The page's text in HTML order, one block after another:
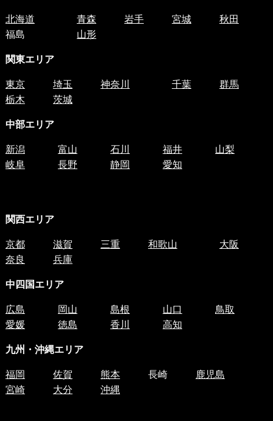
北海道 青森 岩手 宮城
秋田
福島
山形
関東エリア
東京 埼玉 神奈川 千葉
群馬
栃木
茨城
中部エリア
新潟 富山 石川 福井
山梨
岐阜
長野 静岡 愛知
関西エリア
京都 滋賀 三重 和歌山
大阪
奈良
兵庫
中四国エリア
広島 岡山 島根 山口
鳥取
愛媛
徳島 香川 高知
九州・沖縄エリア
福岡 佐賀 熊本 長崎
鹿児島
宮崎
大分 沖縄